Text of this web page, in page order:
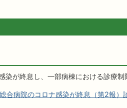
染が終息し、一部病棟における診療制
合病院のコロナ感染が終息（第2報